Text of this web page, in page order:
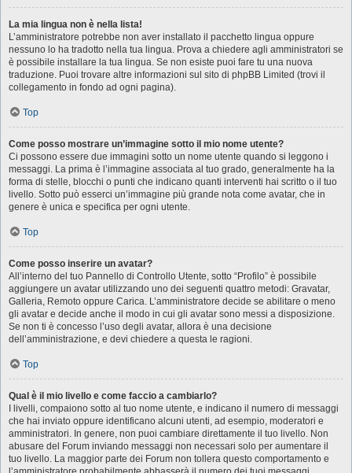
La mia lingua non è nella lista!
L’amministratore potrebbe non aver installato il pacchetto lingua oppure
nessuno lo ha tradotto nella tua lingua. Prova a chiedere agli amministratori se
è possibile installare la tua lingua. Se non esiste puoi fare tu una nuova
traduzione. Puoi trovare altre informazioni sul sito di phpBB Limited (trovi il
collegamento in fondo ad ogni pagina).
Top
Come posso mostrare un’immagine sotto il mio nome utente?
Ci possono essere due immagini sotto un nome utente quando si leggono i
messaggi. La prima è l’immagine associata al tuo grado, generalmente ha la
forma di stelle, blocchi o punti che indicano quanti interventi hai scritto o il tuo
livello. Sotto può esserci un’immagine più grande nota come avatar, che in
genere è unica e specifica per ogni utente.
Top
Come posso inserire un avatar?
All’interno del tuo Pannello di Controllo Utente, sotto “Profilo” è possibile
aggiungere un avatar utilizzando uno dei seguenti quattro metodi: Gravatar,
Galleria, Remoto oppure Carica. L’amministratore decide se abilitare o meno
gli avatar e decide anche il modo in cui gli avatar sono messi a disposizione.
Se non ti è concesso l’uso degli avatar, allora è una decisione
dell’amministrazione, e devi chiedere a questa le ragioni.
Top
Qual è il mio livello e come faccio a cambiarlo?
I livelli, compaiono sotto al tuo nome utente, e indicano il numero di messaggi
che hai inviato oppure identificano alcuni utenti, ad esempio, moderatori e
amministratori. In genere, non puoi cambiare direttamente il tuo livello. Non
abusare del Forum inviando messaggi non necessari solo per aumentare il
tuo livello. La maggior parte dei Forum non tollera questo comportamento e